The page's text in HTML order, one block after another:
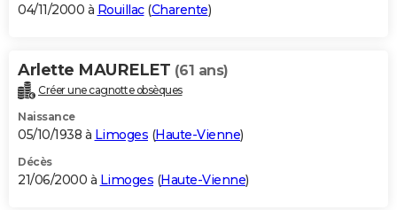
04/11/2000 à Rouillac(Charente)
Arlette MAURELET (61 ans)
Créer une cagnotte obsèques
Naissance
05/10/1938 à Limoges (Haute-Vienne)
Décès
21/06/2000 à Limoges (Haute-Vienne)